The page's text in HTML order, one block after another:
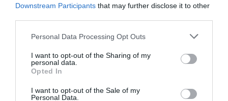
Downstream Participants that may further disclose it to other
Personal Data Processing Opt Outs
I want to opt-out of the Sharing of my
personal data.
Opted In
I want to opt-out of the Sale of my
Personal Data.
Publicidad
2Playbook Club